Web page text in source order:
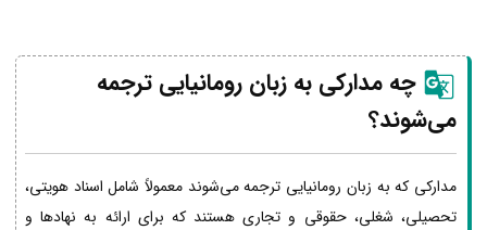
چه مدارکی به زبان رومانیایی ترجمه
می‌شوند؟
مدارکی که به زبان رومانیایی ترجمه می‌شوند معمولاً شامل اسناد هویتی،
تحصیلی، شغلی، حقوقی و تجاری هستند که برای ارائه به نهادها و